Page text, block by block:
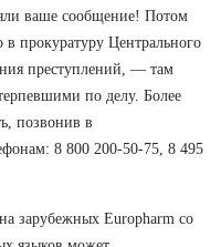
ваше сообщение! Потом
в прокуратуру Центрального
преступлений, — там
по делу. Более
позвонив в
8 800 200-50-75, 8 495
зарубежных Europharm со